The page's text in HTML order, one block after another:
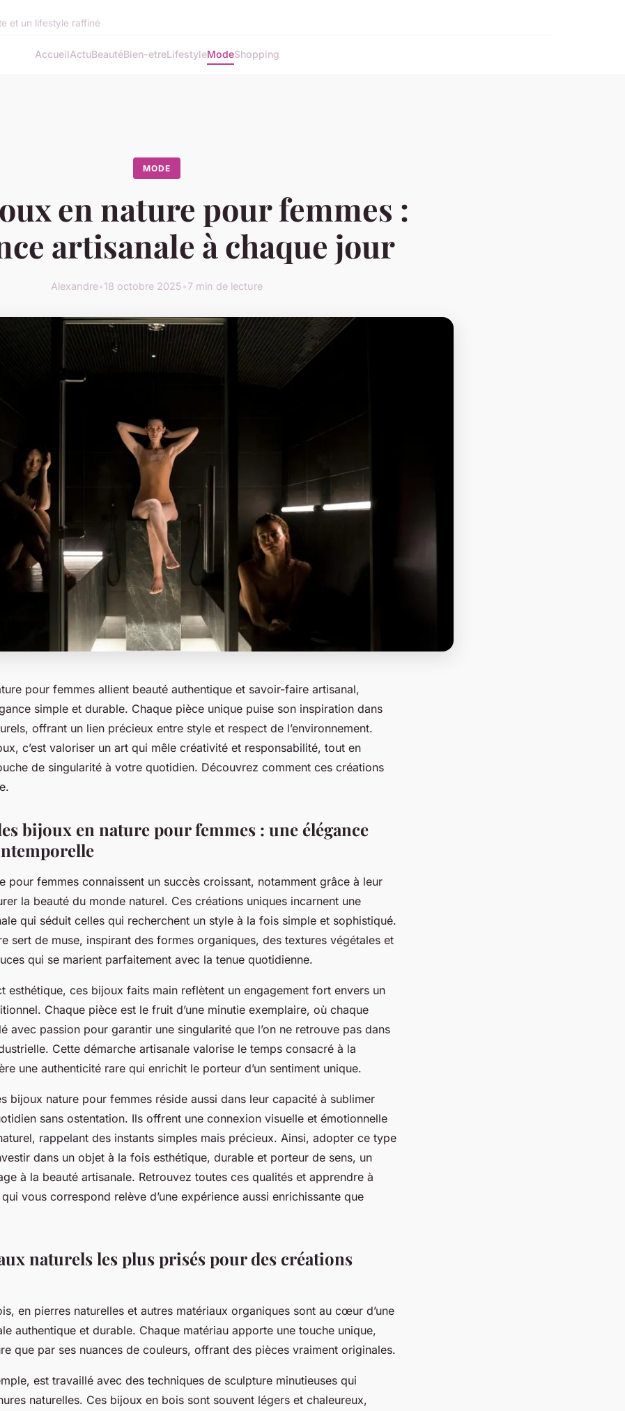
et un lifestyle raffiné
AccueilActuBeautéBien-etreLifestyleModeShopping
MODE
en nature pour femmes :
artisanale à chaque jour
Alexandre•18 octobre 2025•7 min de lecture
pour femmes allient beauté authentique et savoir-faire artisanal,
simple et durable. Chaque pièce unique puise son inspiration dans
offrant un lien précieux entre style et respect de l’environnement.
c’est valoriser un art qui mêle créativité et responsabilité, tout en
de singularité à votre quotidien. Découvrez comment ces créations
bijoux en nature pour femmes : une élégance
pour femmes connaissent un succès croissant, notamment grâce à leur
la beauté du monde naturel. Ces créations uniques incarnent une
qui séduit celles qui recherchent un style à la fois simple et sophistiqué.
sert de muse, inspirant des formes organiques, des textures végétales et
qui se marient parfaitement avec la tenue quotidienne.
esthétique, ces bijoux faits main reflètent un engagement fort envers un
Chaque pièce est le fruit d’une minutie exemplaire, où chaque
avec passion pour garantir une singularité que l’on ne retrouve pas dans
Cette démarche artisanale valorise le temps consacré à la
une authenticité rare qui enrichit le porteur d’un sentiment unique.
bijoux nature pour femmes réside aussi dans leur capacité à sublimer
sans ostentation. Ils offrent une connexion visuelle et émotionnelle
rappelant des instants simples mais précieux. Ainsi, adopter ce type
dans un objet à la fois esthétique, durable et porteur de sens, un
à la beauté artisanale. Retrouvez toutes ces qualités et apprendre à
qui vous correspond relève d’une expérience aussi enrichissante que
naturels les plus prisés pour des créations
en pierres naturelles et autres matériaux organiques sont au cœur d’une
authentique et durable. Chaque matériau apporte une touche unique,
que par ses nuances de couleurs, offrant des pièces vraiment originales.
est travaillé avec des techniques de sculpture minutieuses qui
naturelles. Ces bijoux en bois sont souvent légers et chaleureux,